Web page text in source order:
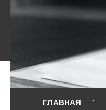
ГЛАВНАЯ